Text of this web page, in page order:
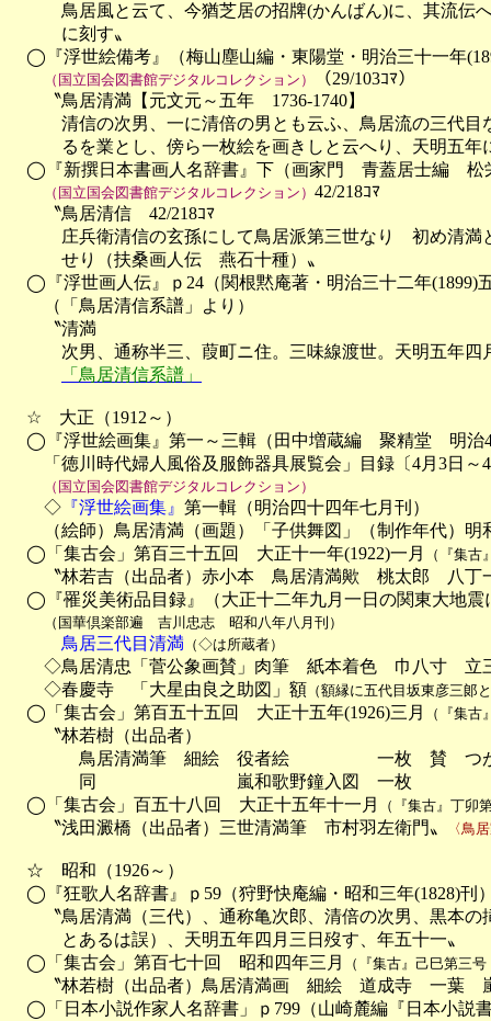
鳥居風と云て、今猶芝居の招牌(かんばん)に、其流伝へ
に刻す〟
◯『浮世絵備考』（梅山塵山編・東陽堂・明治三十一年
（国立国会図書館デジタルコレクション）
（29/103ｺﾏ）
〝鳥居清満【元文元～五年　1736-1740】
清信の次男、一に清倍の男とも云ふ、鳥居流の三代目
るを業とし、傍ら一枚絵を画きしと云へり、天明五年
◯『新撰日本書画人名辞書』下（画家門　青蓋居士編　松
（国立国会図書館デジタルコレクション） 42/218ｺﾏ
〝鳥居清信　42/218ｺﾏ
庄兵衛清信の玄孫にして鳥居派第三世なり　初め清満
せり（扶桑画人伝　燕石十種）〟
◯『浮世画人伝』ｐ24（関根黙庵著・明治三十二年(1899)
（「鳥居清信系譜」より）
〝清満
次男、通称半三、葭町ニ住。三味線渡世。天明五年四月
「鳥居清信系譜」
☆　大正（1912～）
◯『浮世絵画集』第一～三輯（田中増蔵編　聚精堂　明治
「徳川時代婦人風俗及服飾器具展覧会」目録〔4月3日～4
（国立国会図書館デジタルコレクション）
◇ 『浮世絵画集』 第一輯（明治四十四年七月刊）
（絵師）鳥居清満（画題）「子供舞図」（制作年代）明
◯「集古会」第百三十五回　大正十一年(1922)一月
（『集
〝林若吉（出品者）赤小本　鳥居清満歟　桃太郎　八丁
◯『罹災美術品目録』（大正十二年九月一日の関東大地震
（国華倶楽部遍　吉川忠志　昭和八年八月刊）
鳥居三代目清満 （◇は所蔵者）
◇鳥居清忠「菅公象画賛」肉筆　紙本着色　巾八寸　立
◇春慶寺　「大星由良之助図」額 （額縁に五代目坂東彦三郞
◯「集古会」第百五十五回　大正十五年(1926)三月 （『集
〝林若樹（出品者）
鳥居清満筆　細絵　役者絵　　　　　一枚　賛　つが
同　　　　　　　　嵐和歌野鐘入図　一枚
◯「集古会」百五十八回　大正十五年十一月
（『集古』丁卯
〝浅田澱橋（出品者）三世清満筆　市村羽左衛門〟 〈鳥
☆　昭和（1926～）
◯『狂歌人名辞書』ｐ59（狩野快庵編・昭和三年(1828)刊
〝鳥居清満（三代）、通称亀次郎、清倍の次男、黒本の
とあるは誤）、天明五年四月三日歿す、年五十一〟
◯「集古会」第百七十回　昭和四年三月
（『集古』己巳第三
〝林若樹（出品者）鳥居清満画　細絵　道成寺　一葉　
◯「日本小説作家人名辞書」ｐ799（山崎麓編『日本小説